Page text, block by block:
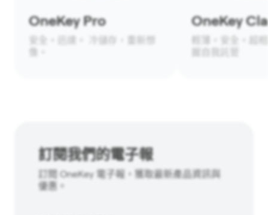
OneKey Pro OneKey
訂閱我們的電子報
訂閱 OneKey 電子報，獲取最新產品資訊與
優惠。